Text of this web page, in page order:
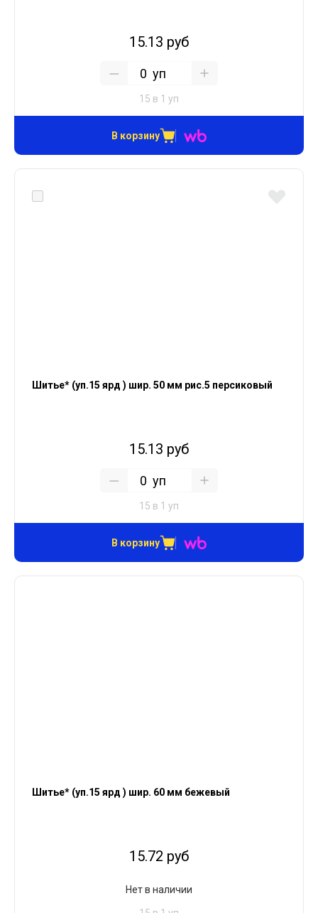
15.13 руб
уп
15 в 1 уп
В корзину
Шитье* (уп.15 ярд ) шир. 50 мм рис.5 персиковый
15.13 руб
уп
15 в 1 уп
В корзину
Шитье* (уп.15 ярд ) шир. 60 мм бежевый
15.72 руб
Нет в наличии